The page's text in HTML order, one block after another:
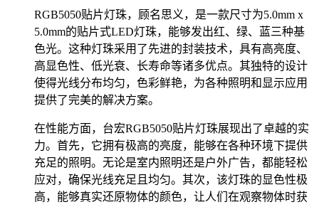
RGB5050贴片灯珠，顾名思义，是一款尺寸为5.0mm x
5.0mm的贴片式LED灯珠，能够发出红、绿、蓝三种基
色光。这种灯珠采用了先进的封装技术，具有高亮度、
高显色性、低光衰、长寿命等诸多优点。其独特的设计
使得光线分布均匀，色彩鲜艳，为各种照明和显示应用
提供了完美的解决方案。
在性能方面，台宏RGB5050贴片灯珠展现出了卓越的实
力。首先，它拥有极高的亮度，能够在各种环境下提供
充足的照明。无论是室内照明还是户外广告，都能轻松
应对，确保光线充足且均匀。其次，该灯珠的显色性极
高，能够真实还原物体的颜色，让人们在观察物体时获